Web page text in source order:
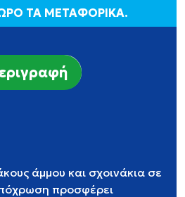
ΤΑ ΜΕΤΑΦΟΡΙΚΑ.
άμμου και σχοινάκια σε
προσφέρει